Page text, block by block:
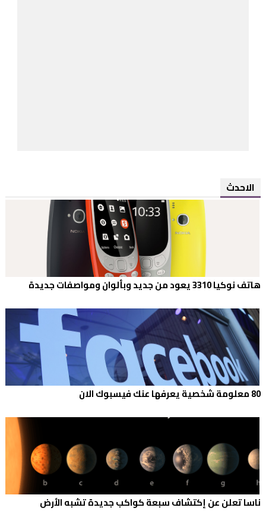
الاحدث
هاتف نوكيا 3310 يعود من جديد وبألوان ومواصفات جديدة
80 معلومة شخصية يعرفها عنك فيسبوك الان
ناسا تعلن عن إكتشاف سبعة كواكب جديدة تشبه الأرض